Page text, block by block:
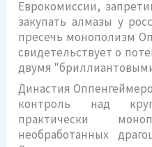
Еврокомиссии,
закупать алмазы у
пресечь монополизм
свидетельствует о
двумя
Династия
контроль над
практически
необработанных